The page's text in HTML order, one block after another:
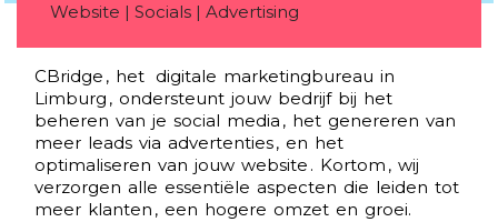
Website | Socials | Advertising
CBridge , het digitale marketingbureau in
Limburg , ondersteunt jouw bedrijf bij het
beheren van je social media , het genereren van
meer leads via advertenties, en het
optimaliseren van jouw website . Kortom , wij
verzorgen alle essentiële aspecten die leiden tot
meer klanten , een hogere omzet en groei.